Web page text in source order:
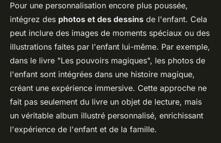
Pour une personnalisation encore plus poussée,
intégrez des photos et des dessins de l'enfant. Cela
peut inclure des images de moments spéciaux ou des
illustrations faites par l'enfant lui-même. Par exemple,
dans le livre "Les pouvoirs magiques", les photos de
l'enfant sont intégrées dans une histoire magique,
créant une expérience immersive. Cette approche ne
fait pas seulement du livre un objet de lecture, mais
un véritable album illustré personnalisé, enrichissant
l'expérience de l'enfant et de la famille.